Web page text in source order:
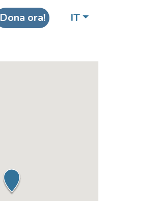
Dona ora! IT